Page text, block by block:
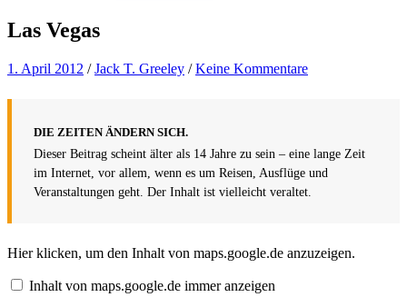
Las Vegas
1. April 2012 /Jack T. Greeley /Keine Kommentare
DIE ZEITEN ÄNDERN SICH.
Dieser Beitrag scheint älter als 14 Jahre zu sein – eine lange Zeit
im Internet, vor allem, wenn es um Reisen, Ausflüge und
Veranstaltungen geht. Der Inhalt ist vielleicht veraltet.
Inhalt
maps.google.de
anzeigen
Hier klicken, um den Inhalt von maps.google.de anzuzeigen.
Inhalt von maps.google.de immer anzeigen